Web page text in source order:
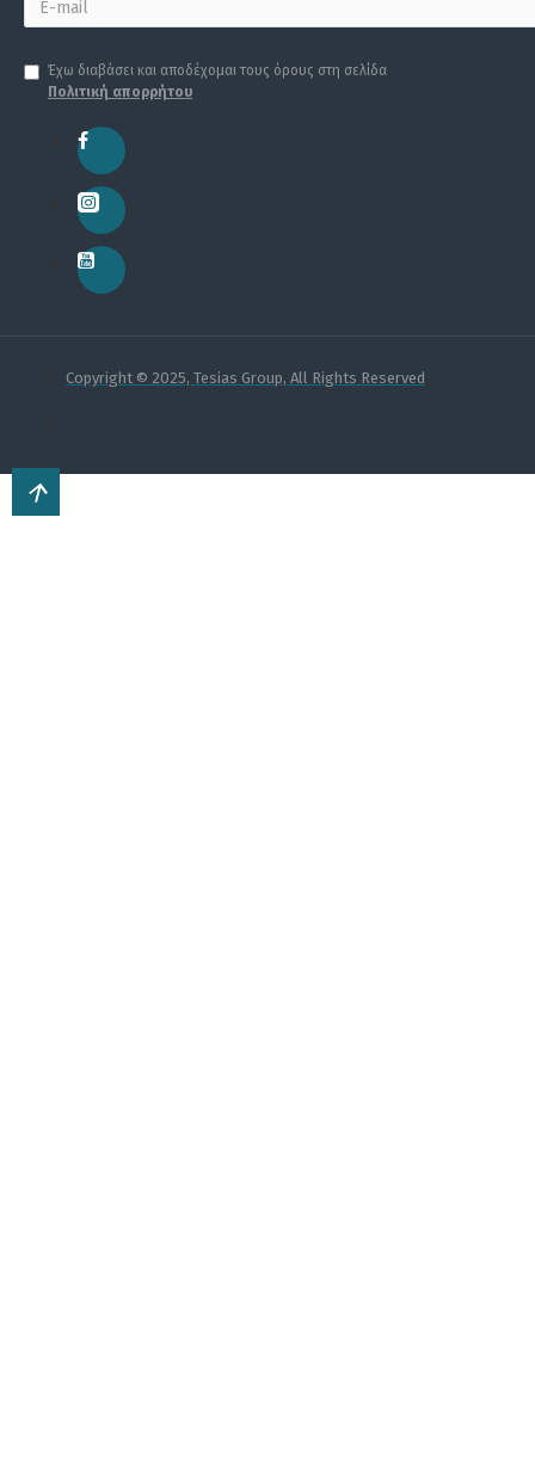
Έχω διαβάσει και αποδέχομαι τους όρους στη σελίδα
Πολιτική απορρήτου
Copyright © 2025, Tesias Group, All Rights Reserved